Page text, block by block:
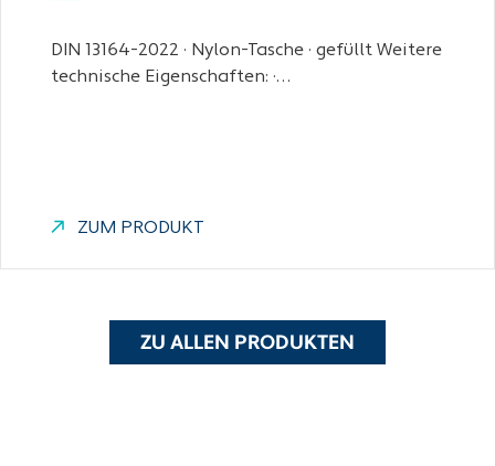
DIN 13164-2022 · Nylon-Tasche · gefüllt Weitere
technische Eigenschaften: ·…
ZUM PRODUKT
ZU ALLEN PRODUKTEN